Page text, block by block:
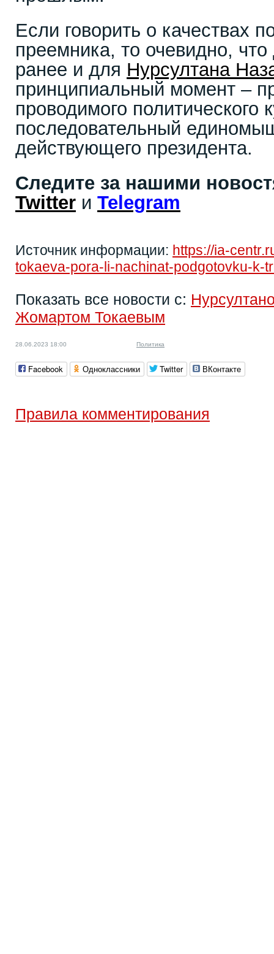
Если говорить о качествах
преемника, то очевидно,
ранее и для Нурсултана
принципиальный момент –
проводимого политического
последовательный
действующего президента.
Следите за нашими
Twitter и Telegram
Источник информации: https://ia-
tokaeva-pora-li-nachinat-podgotovku-k-
Показать все новости с:
Жомартом Токаевым
28.06.2023 18:00 Политика
Facebook Одноклассники Twitter ВКонтакте
Правила комментирования